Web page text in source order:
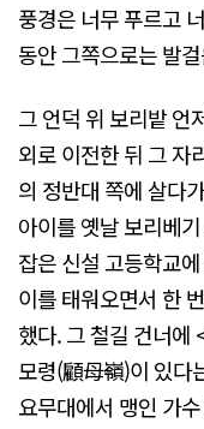
풍경은 너무 푸르고
동안 그쪽으로는 발
그 언덕 위 보리밭 언
외로 이전한 뒤 그 자
의 정반대 쪽에 살다
아이를 옛날 보리베
잡은 신설 고등학교
이를 태워오면서 한
했다. 그 철길 건너에
모령(顧母嶺)이 있다
요무대에서 맹인 가